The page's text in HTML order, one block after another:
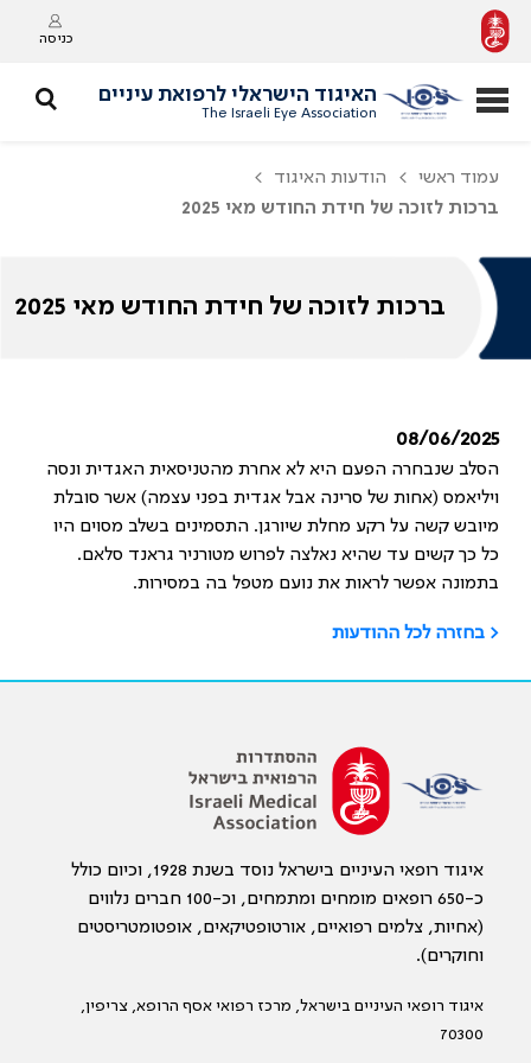
כניסה
האיגוד הישראלי לרפואת עיניים
The Israeli Eye Association
עמוד ראשי
הודעות האיגוד
ברכות לזוכה של חידת החודש מאי 2025
ברכות לזוכה של חידת החודש מאי 2025
08/06/2025
הסלב שנבחרה הפעם היא לא אחרת מהטניסאית האגדית ונסה
ויליאמס (אחות של סרינה אבל אגדית בפני עצמה) אשר סובלת
מיובש קשה על רקע מחלת שיורגן. התסמינים בשלב מסוים היו
כל כך קשים עד שהיא נאלצה לפרוש מטורניר גראנד סלאם.
בתמונה אפשר לראות את נועם מטפל בה במסירות.
< בחזרה לכל ההודעות
איגוד רופאי העיניים בישראל נוסד בשנת 1928, וכיום כולל
כ-650 רופאים מומחים ומתמחים, וכ-100 חברים נלווים
(אחיות, צלמים רפואיים, אורטופטיקאים, אופטומטריסטים
וחוקרים).
איגוד רופאי העיניים בישראל, מרכז רפואי אסף הרופא, צריפין,
70300